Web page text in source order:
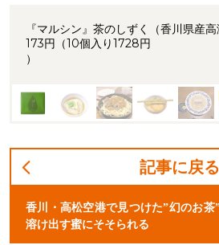
『マルシン』茶のしずく（香川県産
173円（10個入り1728円
）
記事に戻る
香川・高松空港で見つけた”幻のお
溶け出す蜜にそそられる